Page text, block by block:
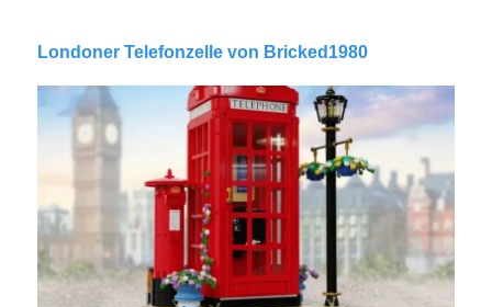
Londoner Telefonzelle von Bricked1980